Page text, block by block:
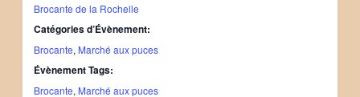
Brocante de la Rochelle
Catégories d’Évènement:
Brocante, Marché aux puces
Évènement Tags:
Brocante, Marché aux puces